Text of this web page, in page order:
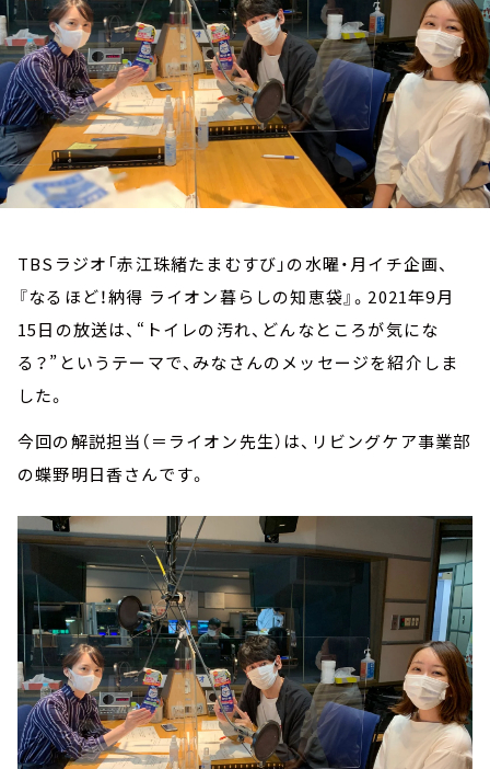
TBSラジオ「赤江珠緒たまむすび」の水曜・月イチ企画、
『なるほど！納得 ライオン暮らしの知恵袋』。2021年9月
15日の放送は、“トイレの汚れ、どんなところが気にな
る？”というテーマで、みなさんのメッセージを紹介しま
した。
今回の解説担当（＝ライオン先生）は、リビングケア事業部
の蝶野明日香さんです。